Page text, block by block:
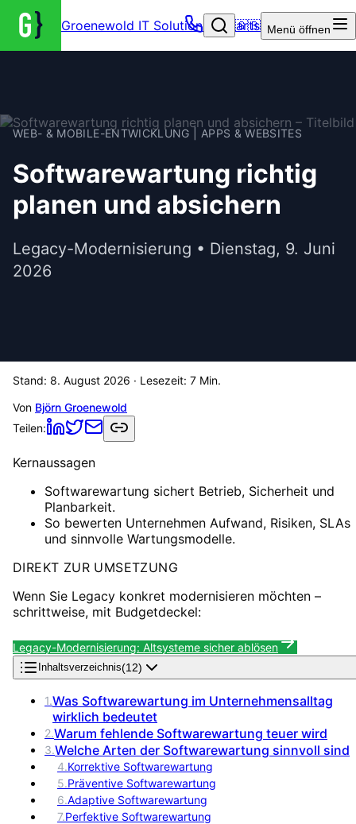
Groenewold IT Solutions – Startseite
🇬🇧 Menü öffnen
WEB- & MOBILE-ENTWICKLUNG | APPS & WEBSITES
Softwarewartung richtig
planen und absichern
Legacy-Modernisierung • Dienstag, 9. Juni
2026
Stand: 8. August 2026 · Lesezeit: 7 Min.
Von Björn Groenewold
Teilen:
Kernaussagen
Softwarewartung sichert Betrieb, Sicherheit und
Planbarkeit.
So bewerten Unternehmen Aufwand, Risiken, SLAs
und sinnvolle Wartungsmodelle.
DIREKT ZUR UMSETZUNG
Wenn Sie Legacy konkret modernisieren möchten –
schrittweise, mit Budgetdeckel:
Legacy-Modernisierung: Altsysteme sicher ablösen
Inhaltsverzeichnis(12)
1.Was Softwarewartung im Unternehmensalltag
wirklich bedeutet
2.Warum fehlende Softwarewartung teuer wird
3.Welche Arten der Softwarewartung sinnvoll sind
4.Korrektive Softwarewartung
5.Präventive Softwarewartung
6.Adaptive Softwarewartung
7.Perfektive Softwarewartung